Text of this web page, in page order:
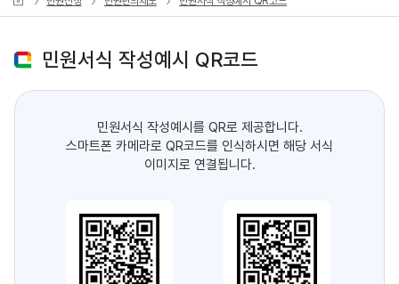
민원서식 작성예시 QR코드
민원서식 작성예시를 QR로 제공합니다.
스마트폰 카메라로 QR코드를 인식하시면 해당 서식
이미지로 연결됩니다.